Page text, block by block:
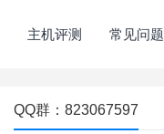
主机评测 常见问题
QQ群：823067597